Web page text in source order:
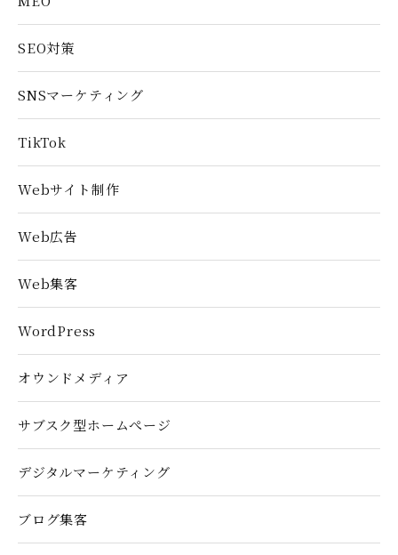
SEO対策
SNSマーケティング
TikTok
Webサイト制作
Web広告
Web集客
WordPress
オウンドメディア
サブスク型ホームぺージ
デジタルマーケティング
ブログ集客